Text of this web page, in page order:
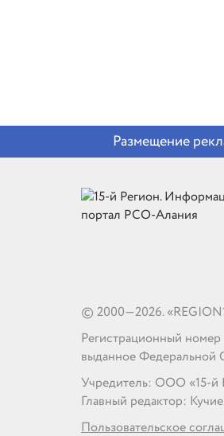
Размещение
© 2000—2026.
Регистрационный
выданное Федеральной
Учредитель: ООО «15-й
Главный редактор:
Пользовательское